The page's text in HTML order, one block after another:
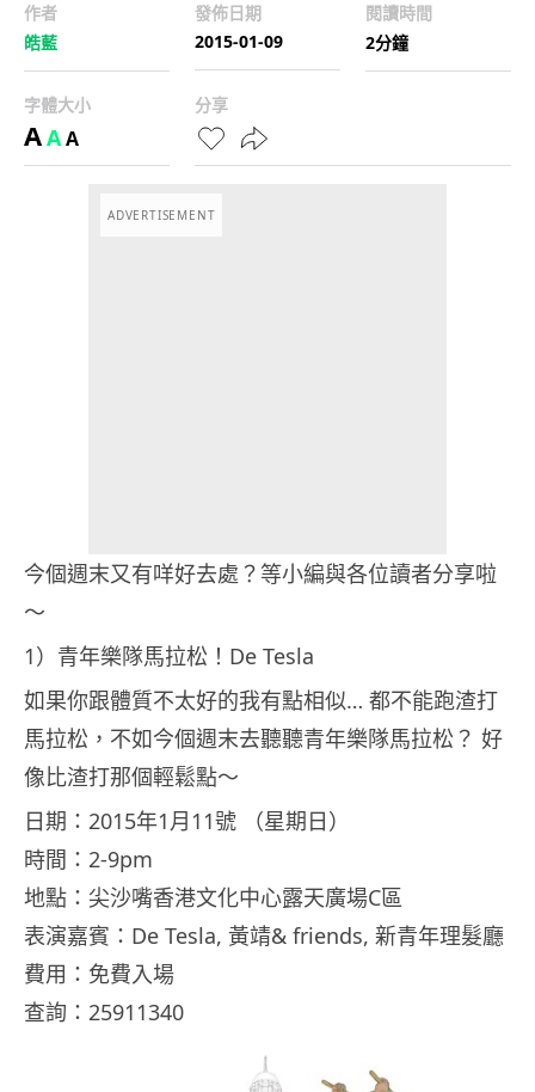
作者
皓藍
發佈日期
2015-01-09
閱讀時間
2分鐘
字體大小
AAA
分享
ADVERTISEMENT
今個週末又有咩好去處？等小編與各位讀者分享啦
～
1）青年樂隊馬拉松！De Tesla
如果你跟體質不太好的我有點相似… 都不能跑渣打
馬拉松，不如今個週末去聽聽青年樂隊馬拉松？ 好
像比渣打那個輕鬆點～
日期：2015年1月11號 （星期日）
時間：2-9pm
地點：尖沙嘴香港文化中心露天廣場C區
表演嘉賓：De Tesla, 黃靖& friends, 新青年理髮廳
費用：免費入場
查詢：25911340